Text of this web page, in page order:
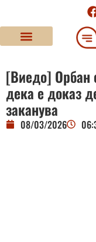
[Виедо] Орбан
дека е доказ
заканува
08/03/2026